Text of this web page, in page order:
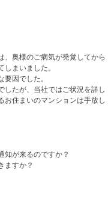
、奥様のご病気が発覚してから
まいました。
因でした。
したが、当社ではご状況を詳し
お住まいのマンションは手放し
知が来るのですか？
ますか？